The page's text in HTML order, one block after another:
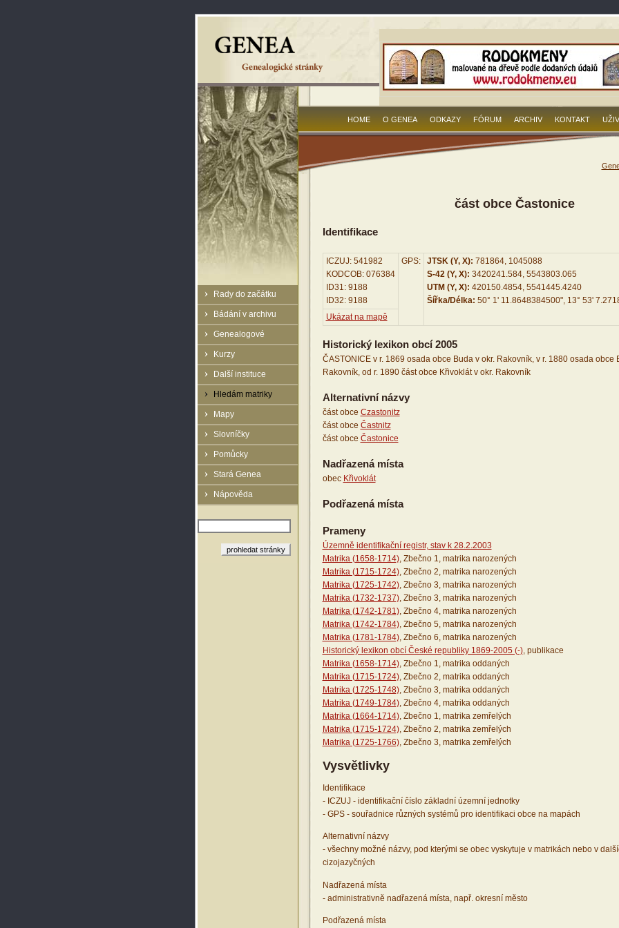
Rady do začátku
Bádání v archivu
Genealogové
Kurzy
Další instituce
Hledám matriky
Mapy
Slovníčky
Pomůcky
Stará Genea
Nápověda
HOME O GENEA ODKAZY FÓRUM ARCHIV KONTAKT
část obce Častonice
Identifikace
ICZUJ: 541982
KODCOB: 076384
ID31: 9188
ID32: 9188
GPS: JTSK (Y, X): 781864, 1045088
S-42 (Y, X): 3420241.584, 5543803.065
UTM (Y, X): 420150.4854, 5541445.4240
Šířka/Délka: 50° 1' 11.8648384500", 13° 53'
Ukázat na mapě
Historický lexikon obcí 2005
ČASTONICE v r. 1869 osada obce Buda v okr. Rakovník, v r. 1880 osada obce
Rakovník, od r. 1890 část obce Křivoklát v okr. Rakovník
Alternativní názvy
část obce Czastonitz
část obce Častnitz
část obce Častonice
Nadřazená místa
obec Křivoklát
Podřazená místa
Prameny
Územně identifikační registr, stav k 28.2.2003
Matrika (1658-1714), Zbečno 1, matrika narozených
Matrika (1715-1724), Zbečno 2, matrika narozených
Matrika (1725-1742), Zbečno 3, matrika narozených
Matrika (1732-1737), Zbečno 3, matrika narozených
Matrika (1742-1781), Zbečno 4, matrika narozených
Matrika (1742-1784), Zbečno 5, matrika narozených
Matrika (1781-1784), Zbečno 6, matrika narozených
Historický lexikon obcí České republiky 1869-2005 (-), publikace
Matrika (1658-1714), Zbečno 1, matrika oddaných
Matrika (1715-1724), Zbečno 2, matrika oddaných
Matrika (1725-1748), Zbečno 3, matrika oddaných
Matrika (1749-1784), Zbečno 4, matrika oddaných
Matrika (1664-1714), Zbečno 1, matrika zemřelých
Matrika (1715-1724), Zbečno 2, matrika zemřelých
Matrika (1725-1766), Zbečno 3, matrika zemřelých
Vysvětlivky
Identifikace
- ICZUJ - identifikační číslo základní územní jednotky
- GPS - souřadnice různých systémů pro identifikaci obce na mapách
Alternativní názvy
- všechny možné názvy, pod kterými se obec vyskytuje v matrikách nebo v
cizojazyčných
Nadřazená místa
- administrativně nadřazená místa, např. okresní město
Podřazená místa